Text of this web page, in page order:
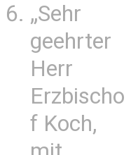
„Sehr
geehrter
Herr
Erzbischo
f Koch,